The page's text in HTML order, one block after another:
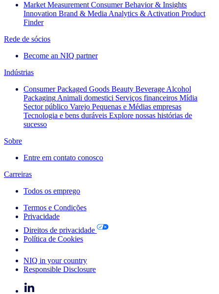
Market Measurement Consumer Behavior & Insights
Innovation Brand & MediaAnalytics & Activation Product
Finder
Rede de sócios
Become an NIQ partner
Indústrias
Consumer Packaged Goods Beauty Beverage Alcohol
PackagingAnimali domestici Serviços financeiros Mídia
Sector público Varejo Pequenas e Médias empresas
Tecnologia e bens duráveis Explore nossas histórias de
sucesso
Sobre
Entre em contato conosco
Carreiras
Todos os emprego
Termos e Condições
Privacidade
Direitos de privacidade
Política de Cookies
NIQ in your country
Responsible Disclosure